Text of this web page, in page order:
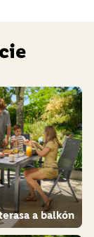
a balkón